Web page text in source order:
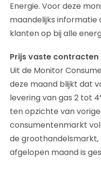
Energie. Voor deze
maandelijks
klanten op bij alle
Prijs vaste
Uit de Monitor
deze maand blijkt dat
levering van gas 2 tot
ten opzichte van
consumentenmarkt
de groothandelsmarkt,
afgelopen maand is